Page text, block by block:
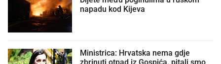
napadu kod Kijeva
Ministrica: Hrvatska nema gdje
zbrinuti otpad iz Gospića, pitali smo